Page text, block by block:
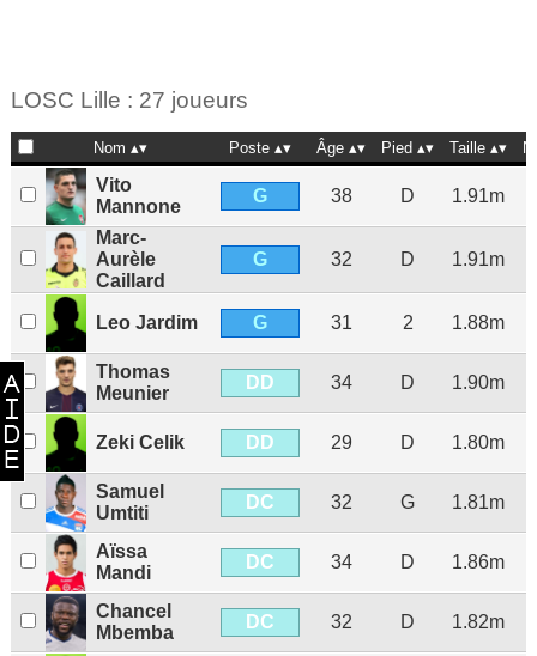
LOSC Lille : 27 joueurs
Nom Poste Âge Pied Taille
Vito
Mannone
G 38 D 1.91m
Marc-
Aurèle
Caillard
G 32 D 1.91m
Leo Jardim G 31 2 1.88m
Thomas
Meunier
DD 34 D 1.90m
Zeki Celik DD 29 D 1.80m
Samuel
Umtiti
DC 32 G 1.81m
Aïssa
Mandi
DC 34 D 1.86m
Chancel
Mbemba
DC 32 D 1.82m